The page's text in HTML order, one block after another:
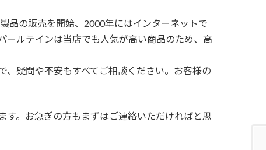
品の販売を開始、2000年にはインターネットで
ールテインは当店でも人気が高い商品のため、高
疑問や不安もすべてご相談ください。お客様の
。お急ぎの方もまずはご連絡いただければと思